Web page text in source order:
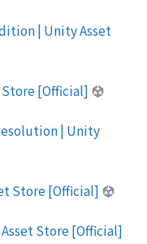
| Unity Asset
Store [Official]
| Unity
Store [Official]
Store [Official]